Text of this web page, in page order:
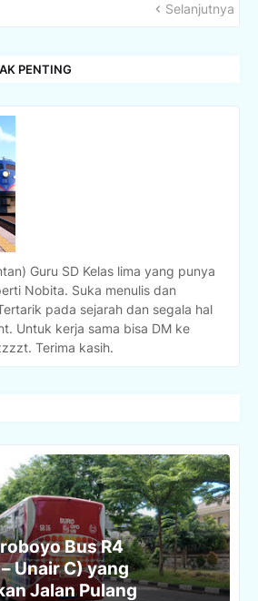
Selanjutnya
PENTING
Guru SD Kelas lima yang punya
Nobita. Suka menulis dan
pada sejarah dan segala hal
Untuk kerja sama bisa DM ke
Terima kasih.
Bus R4
Unair C) yang
Jalan Pulang